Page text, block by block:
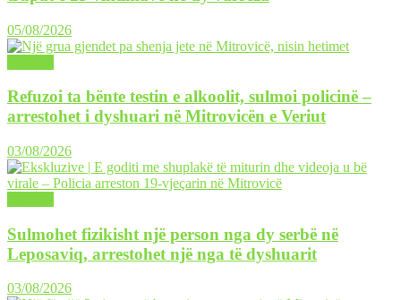
05/08/2026
Refuzoi ta bënte testin e alkoolit, sulmoi policinë –
arrestohet i dyshuari në Mitrovicën e Veriut
03/08/2026
Sulmohet fizikisht një person nga dy serbë në
Leposaviq, arrestohet një nga të dyshuarit
03/08/2026